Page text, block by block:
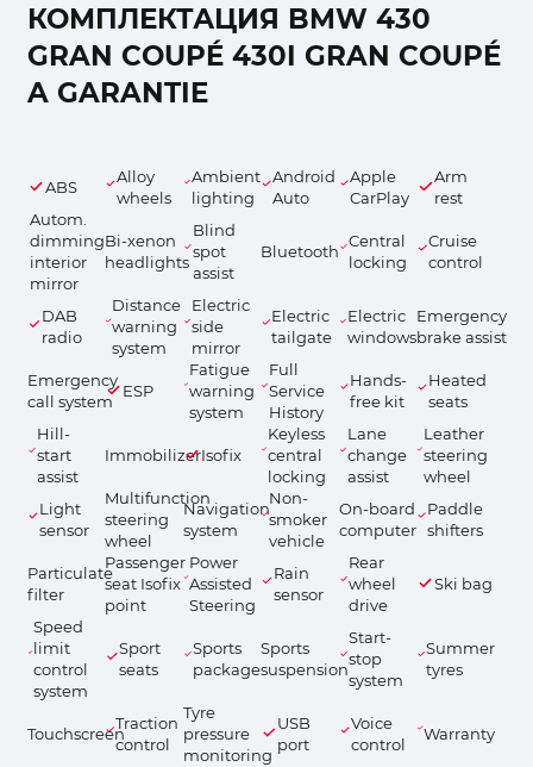
КОМПЛЕКТАЦИЯ BMW 430
GRAN COUPÉ 430I GRAN COUPÉ
A GARANTIE
ABS
Alloy
wheels
Ambient
lighting
Android
Auto
Apple
CarPlay
Arm
rest
Autom.
dimming
interior
mirror
Bi-xenon
headlights
Blind
spot
assist
Bluetooth
Central
locking
Cruise
control
DAB
radio
Distance
warning
system
Electric
side
mirror
Electric
tailgate
Electric
windows
Emergency
brake assist
Emergency
call system
ESP
Fatigue
warning
system
Full
Service
History
Hands-
free kit
Heated
seats
Hill-
start
assist
ImmobilizerIsofix
Keyless
central
locking
Lane
change
assist
Leather
steering
wheel
Light
sensor
Multifunction
steering
wheel
Navigation
system
Non-
smoker
vehicle
On-board
computer
Paddle
shifters
Particulate
filter
Passenger
seat Isofix
point
Power
Assisted
Steering
Rain
sensor
Rear
wheel
drive
Ski bag
Speed
limit
control
system
Sport
seats
Sports
package
Sports
suspension
Start-
stop
system
Summer
tyres
Touchscreen
Traction
control
Tyre
pressure
monitoring
USB
port
Voice
control
Warranty